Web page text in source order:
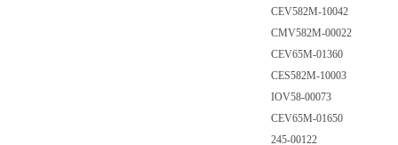
CEV582M-10042
CMV582M-00022
CEV65M-01360
CES582M-10003
IOV58-00073
CEV65M-01650
245-00122